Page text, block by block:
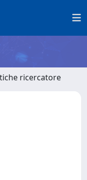
ricercatore